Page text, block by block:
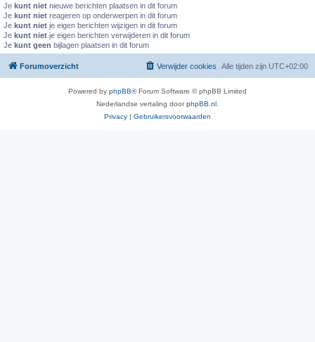
Je kunt niet nieuwe berichten plaatsen in dit forum
Je kunt niet reageren op onderwerpen in dit forum
Je kunt niet je eigen berichten wijzigen in dit forum
Je kunt niet je eigen berichten verwijderen in dit forum
Je kunt geen bijlagen plaatsen in dit forum
Forumoverzicht Alle tijden zijn UTC+02:00
Verwijder cookies
Powered by phpBB® Forum Software © phpBB Limited
Nederlandse vertaling doorphpBB.nl
Privacy | Gebruikersvoorwaarden